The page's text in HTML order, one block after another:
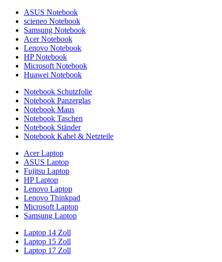
ASUS Notebook
scieneo Notebook
Samsung Notebook
Acer Notebook
Lenovo Notebook
HP Notebook
Microsoft Notebook
Huawei Notebook
Notebook Schutzfolie
Notebook Panzerglas
Notebook Maus
Notebook Taschen
Notebook Ständer
Notebook Kabel & Netzteile
Acer Laptop
ASUS Laptop
Fujitsu Laptop
HP Laptop
Lenovo Laptop
Lenovo Thinkpad
Microsoft Laptop
Samsung Laptop
Laptop 14 Zoll
Laptop 15 Zoll
Laptop 17 Zoll